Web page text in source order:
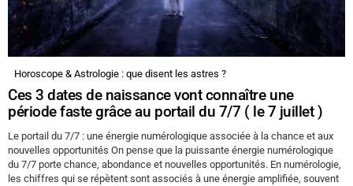
Horoscope & Astrologie : que disent les astres ?
Ces 3 dates de naissance vont connaître une
période faste grâce au portail du 7/7 ( le 7 juillet )
Le portail du 7/7 : une énergie numérologique associée à la chance et aux
nouvelles opportunités On pense que la puissante énergie numérologique
du 7/7 porte chance, abondance et nouvelles opportunités. En numérologie,
les chiffres qui se répètent sont associés à une énergie amplifiée, souvent